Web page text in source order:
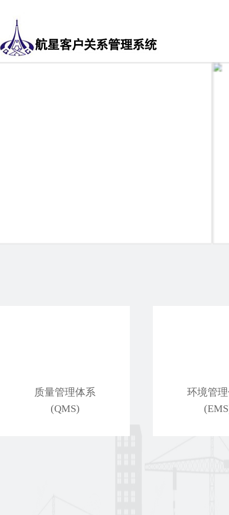
质量管理体系
(QMS)
环境管